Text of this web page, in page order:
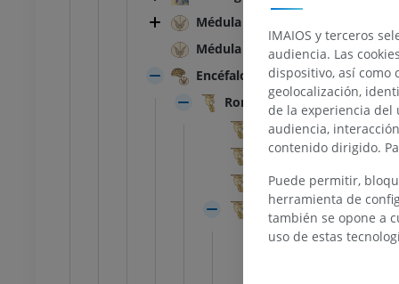
Médula espinal
Médula espinal
Encéfalo
Rombencéfalo; Cerebro
Funciones externas
Funciones internas
Mielencéfalo; Médula
Metencéfalo; Puente y
Funciones
TARSO-PIE
IRM normal del tobillo
IRM
Antepié RM
IRM
IRM del miembro inferior
IMAIOS y terceros
audiencia. Las
dispositivo, así como
geolocalización,
de la experiencia del
audiencia,
contenido dirigido.
Puede permitir,
herramienta de
también se opone a
uso de estas